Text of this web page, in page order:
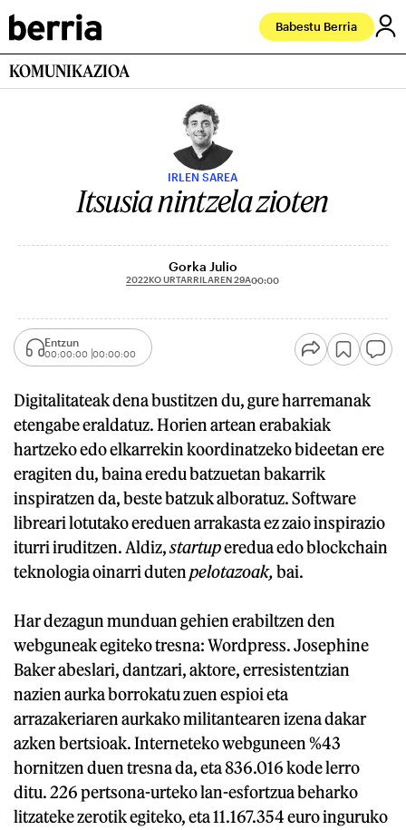
Babestu Berria
KOMUNIKAZIOA
IRLEN SAREA
Itsusia nintzela zioten
Gorka Julio
2022KO URTARRILAREN 29A00:00
Entzun
00:00:00 00:00:00
Digitalitateak dena bustitzen du, gure harremanak
etengabe eraldatuz. Horien artean erabakiak
hartzeko edo elkarrekin koordinatzeko bideetan ere
eragiten du, baina eredu batzuetan bakarrik
inspiratzen da, beste batzuk alboratuz. Software
libreari lotutako ereduen arrakasta ez zaio inspirazio
iturri iruditzen. Aldiz,startuperedua edo blockchain
teknologia oinarri dutenpelotazoak,bai.
Har dezagun munduan gehien erabiltzen den
webguneak egiteko tresna: Wordpress. Josephine
Baker abeslari, dantzari, aktore, erresistentzian
nazien aurka borrokatu zuen espioi eta
arrazakeriaren aurkako militantearen izena dakar
azken bertsioak. Interneteko webguneen %43
hornitzen duen tresna da, eta 836.016 kode lerro
ditu. 226 pertsona-urteko lan-esfortzua beharko
litzateke zerotik egiteko, eta 11.167.354 euro inguruko